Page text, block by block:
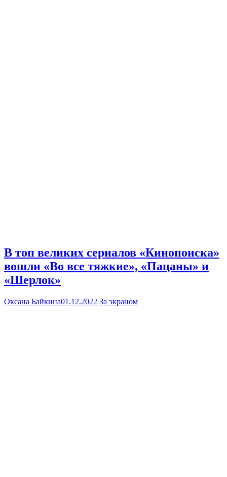
В топ великих сериалов «Кинопоиска»
вошли «Во все тяжкие», «Пацаны» и
«Шерлок»
Оксана Байкина01.12.2022 За экраном